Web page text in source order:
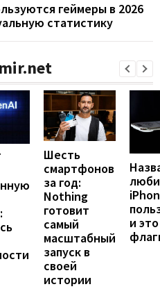
геймеры в 2026
статистику
Шесть
смартфонов
за год:
Nothing
готовит
самый
масштабный
запуск в
своей
истории
и